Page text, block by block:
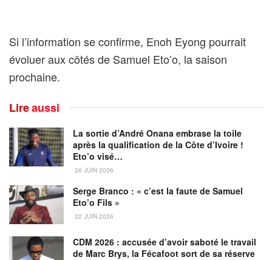
Si l’information se confirme, Enoh Eyong pourrait
évoluer aux côtés de Samuel Eto’o, la saison
prochaine.
Lireaussi
La sortie d’André Onana embrase la toile
après la qualification de la Côte d’Ivoire !
Eto’o visé…
26 JUIN 2026
Serge Branco : « c’est la faute de Samuel
Eto’o Fils »
22 JUIN 2026
CDM 2026 : accusée d’avoir saboté le travail
de Marc Brys, la Fécafoot sort de sa réserve